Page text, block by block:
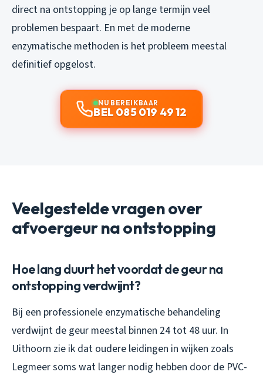
direct na ontstopping je op lange termijn veel
problemen bespaart. En met de moderne
enzymatische methoden is het probleem meestal
definitief opgelost.
NU BEREIKBAAR
BEL 085 019 49 12
Veelgestelde vragen over
afvoergeur na ontstopping
Hoe lang duurt het voordat de geur na
ontstopping verdwijnt?
Bij een professionele enzymatische behandeling
verdwijnt de geur meestal binnen 24 tot 48 uur. In
Uithoorn zie ik dat oudere leidingen in wijken zoals
Legmeer soms wat langer nodig hebben door de PVC-